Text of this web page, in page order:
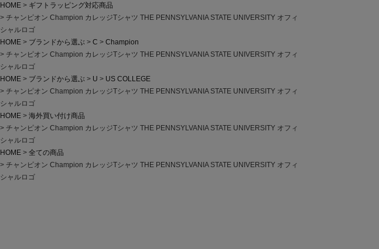
HOME
ギフトラッピング対応商品
チャンピオン Champion カレッジTシャツ THE PENNSYLVANIA STATE UNIVERSITY オフィ
シャルロゴ
HOME
ブランドから選ぶ C
Champion
チャンピオン Champion カレッジTシャツ THE PENNSYLVANIA STATE UNIVERSITY オフィ
シャルロゴ
HOME
ブランドから選ぶ U
US COLLEGE
チャンピオン Champion カレッジTシャツ THE PENNSYLVANIA STATE UNIVERSITY オフィ
シャルロゴ
HOME
海外買い付け商品
チャンピオン Champion カレッジTシャツ THE PENNSYLVANIA STATE UNIVERSITY オフィ
シャルロゴ
HOME
全ての商品
チャンピオン Champion カレッジTシャツ THE PENNSYLVANIA STATE UNIVERSITY オフィ
シャルロゴ